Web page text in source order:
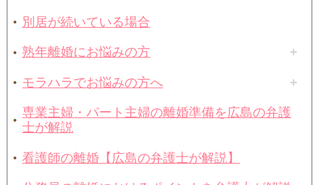
別居が続いている場合
熟年離婚にお悩みの方
モラハラでお悩みの方へ
専業主婦・パート主婦の離婚準備を広島の弁護
士が解説
看護師の離婚【広島の弁護士が解説】